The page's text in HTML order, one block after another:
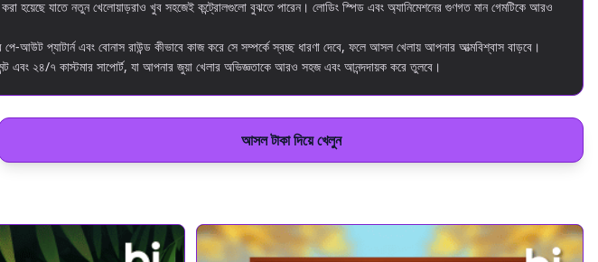
যাতে নতুন খেলোয়াড়রাও খুব সহজেই কন্ট্রোলগুলো বুঝতে পারেন। লোডিং স্পিড এবং অ্যানিমেশনের গুণগত মান গেমটিকে আরও
প্যাটার্ন এবং বোনাস রাউন্ড কীভাবে কাজ করে সে সম্পর্কে স্বচ্ছ ধারণা দেবে, ফলে আসল খেলায় আপনার আত্মবিশ্বাস বাড়বে।
এবং ২৪/৭ কাস্টমার সাপোর্ট, যা আপনার জুয়া খেলার অভিজ্ঞতাকে আরও সহজ এবং আনন্দদায়ক করে তুলবে।
আসল টাকা দিয়ে খেলুন